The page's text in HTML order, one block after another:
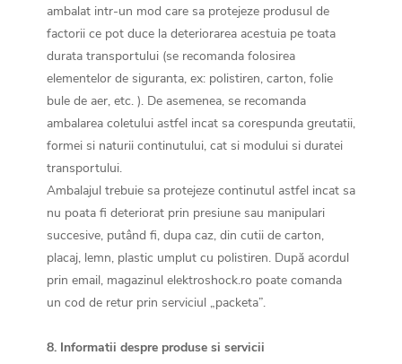
ambalat intr-un mod care sa protejeze produsul de
factorii ce pot duce la deteriorarea acestuia pe toata
durata transportului (se recomanda folosirea
elementelor de siguranta, ex: polistiren, carton, folie
bule de aer, etc. ). De asemenea, se recomanda
ambalarea coletului astfel incat sa corespunda greutatii,
formei si naturii continutului, cat si modului si duratei
transportului.
Ambalajul trebuie sa protejeze continutul astfel incat sa
nu poata fi deteriorat prin presiune sau manipulari
succesive, putând fi, dupa caz, din cutii de carton,
placaj, lemn, plastic umplut cu polistiren. După acordul
prin email, magazinul elektroshock.ro poate comanda
un cod de retur prin serviciul „packeta”.
8. Informatii despre produse si servicii